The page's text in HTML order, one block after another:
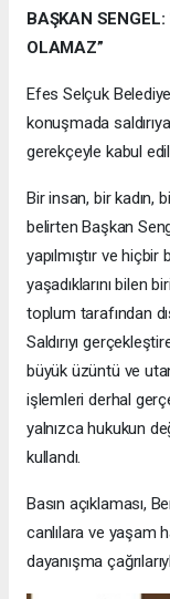
BAŞKAN
OLAMAZ”
Efes Selçuk
konuşmada
gerekçeyle kabul
Bir insan, bir kadın,
belirten Başkan
yapılmıştır ve
yaşadıklarını bilen
toplum tarafından
Saldırıyı
büyük üzüntü ve
işlemleri derhal
yalnızca hukukun
kullandı.
Basın açıklaması,
canlılara ve yaşam
dayanışma